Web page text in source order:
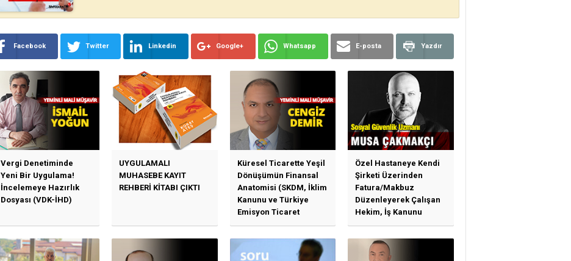
Facebook Twitter Linkedin Google+ Whatsapp E-posta Yazdır
Vergi Denetiminde
Yeni Bir Uygulama!
İncelemeye Hazırlık
Dosyası (VDK-İHD)
UYGULAMALI
MUHASEBE KAYIT
REHBERİ KİTABI ÇIKTI
Küresel Ticarette Yeşil
Dönüşümün Finansal
Anatomisi (SKDM, İklim
Kanunu ve Türkiye
Emisyon Ticaret
Sistemi (TR-ETS)
Özel Hastaneye Kendi
Şirketi Üzerinden
Fatura/Makbuz
Düzenleyerek Çalışan
Hekim, İş Kanunu
Hükümlerinden